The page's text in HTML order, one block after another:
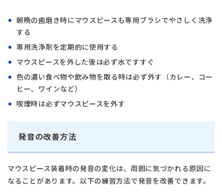
朝晩の歯磨き時にマウスピースも専用ブラシでやさしく洗浄
する
専用洗浄剤を定期的に使用する
マウスピースを外した後は必ず水ですすぐ
色の濃い食べ物や飲み物を取る時は必ず外す（カレー、コー
ヒー、ワインなど）
喫煙時は必ずマウスピースを外す
発音の改善方法
マウスピース装着時の発音の変化は、周囲に気づかれる原因に
なることがあります。以下の練習方法で発音を改善できます。